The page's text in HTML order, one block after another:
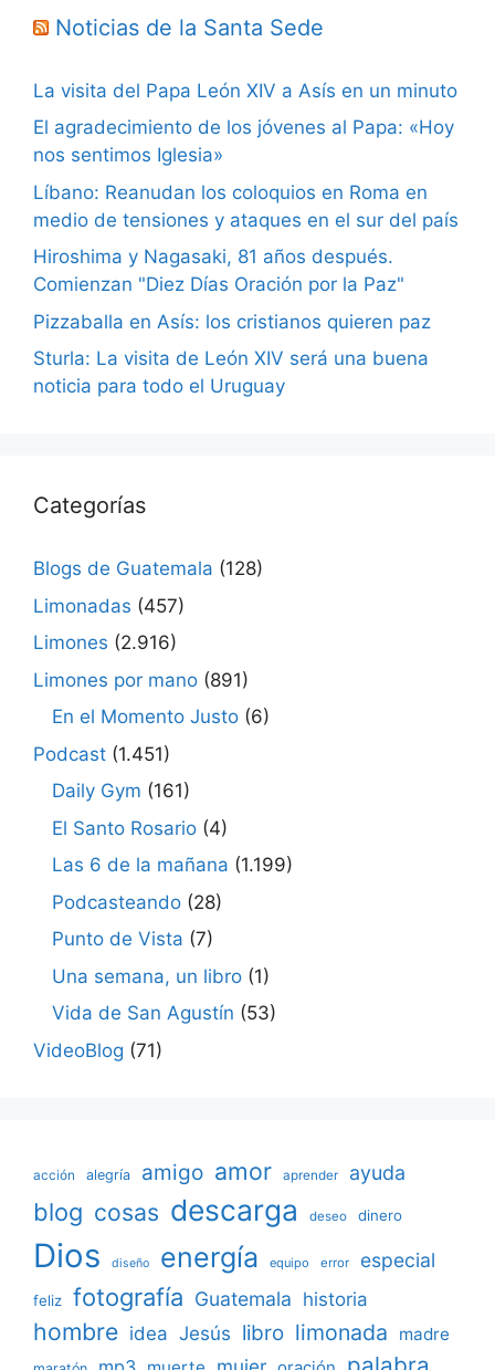
Noticias de la Santa Sede
La visita del Papa León XIV a Asís en un minuto
El agradecimiento de los jóvenes al Papa: «Hoy
nos sentimos Iglesia»
Líbano: Reanudan los coloquios en Roma en
medio de tensiones y ataques en el sur del país
Hiroshima y Nagasaki, 81 años después.
Comienzan "Diez Días Oración por la Paz"
Pizzaballa en Asís: los cristianos quieren paz
Sturla: La visita de León XIV será una buena
noticia para todo el Uruguay
Categorías
Blogs de Guatemala (128)
Limonadas (457)
Limones (2.916)
Limones por mano (891)
En el Momento Justo (6)
Podcast (1.451)
Daily Gym (161)
El Santo Rosario (4)
Las 6 de la mañana (1.199)
Podcasteando (28)
Punto de Vista (7)
Una semana, un libro (1)
Vida de San Agustín (53)
VideoBlog (71)
acción alegría amigo amor aprender ayuda
blog cosas descarga deseo dinero
Dios diseño energía equipo error especial
feliz fotografía Guatemala historia
hombre idea Jesús libro limonada madre
palabra